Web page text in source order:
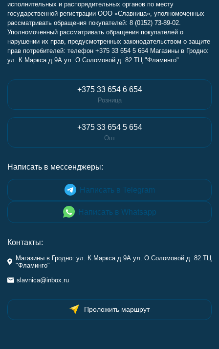
исполнительных и распорядительных органов по месту
государственной регистрации ООО «Славница», уполномоченных
рассматривать обращения покупателей: 8 (0152) 73-89-02.
Уполномоченный рассматривать обращения покупателей о
нарушении их прав, предусмотренных законодательством о защите
прав потребителей: телефон +375 33 654 5 654 Магазины в Гродно:
ул. К.Маркса д.9А ул. О.Соломовой д. 82 ТЦ "Фламинго"
+375 33 654 6 654
Розница
+375 33 654 5 654
Опт
Написать в мессенджеры:
Написать в Telegram
Написать в Whatsapp
Контакты:
Магазины в Гродно: ул. К.Маркса д.9А ул. О.Соломовой д. 82 ТЦ
"Фламинго"
slavnica@inbox.ru
Проложить маршрут